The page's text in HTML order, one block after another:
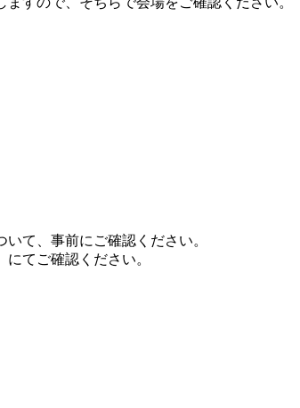
いて、事前にご確認ください。
てご確認ください。